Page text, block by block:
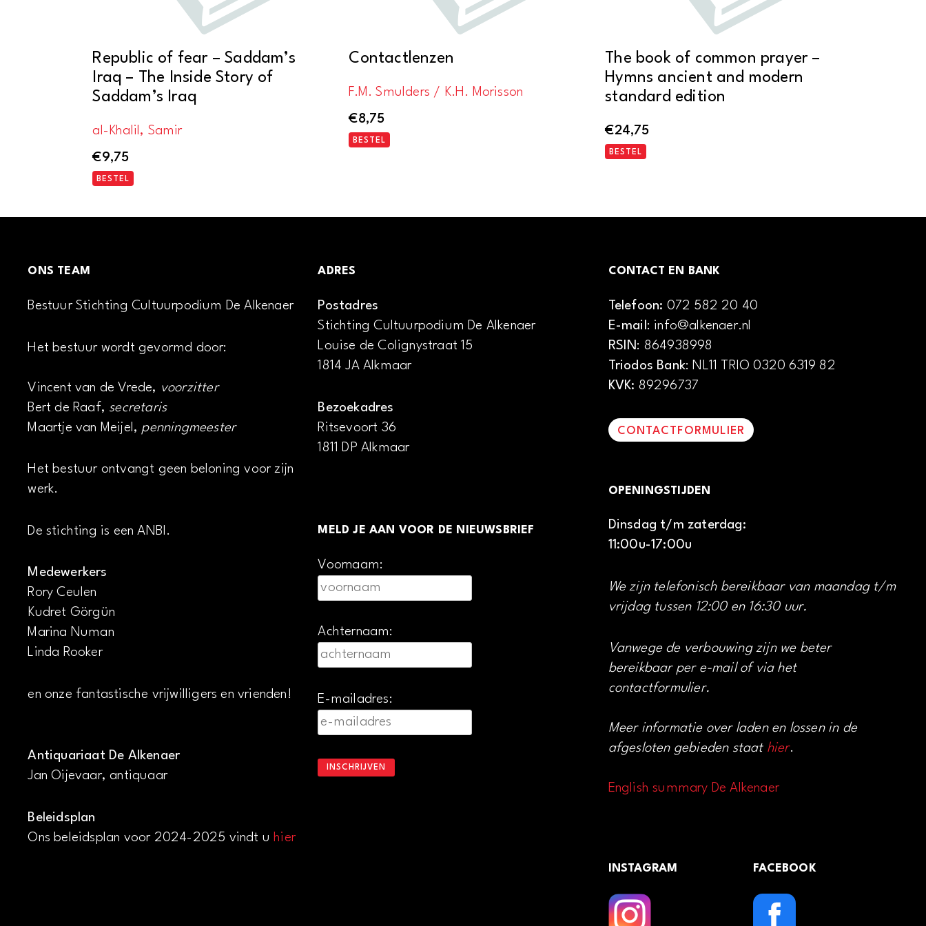
Republic of fear – Saddam’s
Iraq – The Inside Story of
Saddam’s Iraq
al-Khalil, Samir
€9,75
BESTEL
Contactlenzen
F.M. Smulders / K.H. Morisson
€8,75
BESTEL
The book of common prayer –
Hymns ancient and modern
standard edition
€24,75
BESTEL
ONS TEAM
Bestuur Stichting Cultuurpodium De Alkenaer
Het bestuur wordt gevormd door:
Vincent van de Vrede, voorzitter
Bert de Raaf, secretaris
Maartje van Meijel, penningmeester
Het bestuur ontvangt geen beloning voor zijn
werk.
De stichting is een ANBI.
Medewerkers
Rory Ceulen
Kudret Görgün
Marina Numan
Linda Rooker
en onze fantastische vrijwilligers en vrienden!
Antiquariaat De Alkenaer
Jan Oijevaar, antiquaar
Beleidsplan
Ons beleidsplan voor 2024-2025 vindt u hier
ADRES
Postadres
Stichting Cultuurpodium De Alkenaer
Louise de Colignystraat 15
1814 JA Alkmaar
Bezoekadres
Ritsevoort 36
1811 DP Alkmaar
MELD JE AAN VOOR DE NIEUWSBRIEF
Voornaam:
Achternaam:
E-mailadres:
CONTACT EN BANK
Telefoon: 072 582 20 40
E-mail: info@alkenaer.nl
RSIN: 864938998
Triodos Bank: NL11 TRIO 0320 6319 82
KVK: 89296737
CONTACTFORMULIER
OPENINGSTIJDEN
Dinsdag t/m zaterdag:
11:00u-17:00u
We zijn telefonisch bereikbaar van maandag t/m
vrijdag tussen 12:00 en 16:30 uur.
Vanwege de verbouwing zijn we beter
bereikbaar per e-mail of via het
contactformulier.
Meer informatie over laden en lossen in de
afgesloten gebieden staat hier.
English summary De Alkenaer
INSTAGRAM FACEBOOK